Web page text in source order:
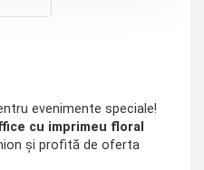
evenimente speciale!
cu imprimeu floral
și profită de oferta